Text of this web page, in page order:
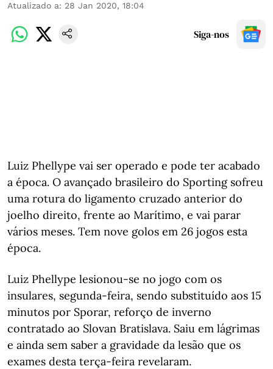
Atualizado a: 28 Jan 2020, 18:04
Siga-nos
Luiz Phellype vai ser operado e pode ter acabado
a época. O avançado brasileiro do Sporting sofreu
uma rotura do ligamento cruzado anterior do
joelho direito, frente ao Marítimo, e vai parar
vários meses. Tem nove golos em 26 jogos esta
época.
Luiz Phellype lesionou-se no jogo com os
insulares, segunda-feira, sendo substituído aos 15
minutos por Sporar, reforço de inverno
contratado ao Slovan Bratislava. Saiu em lágrimas
e ainda sem saber a gravidade da lesão que os
exames desta terça-feira revelaram.